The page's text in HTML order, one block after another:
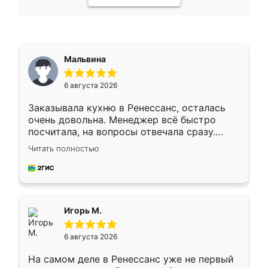
Мальвина
6 августа 2026
Заказывала кухню в Ренессанс, осталась
очень довольна. Менеджер всё быстро
посчитала, на вопросы отвечала сразу.
Замерщик приехал в субботу, подошёл к
делу со всей ответственностью. Собрали
за день, ребята работали аккуратно, даже
Читать полностью
Игорь М.
6 августа 2026
На самом деле в Ренессанс уже не первый